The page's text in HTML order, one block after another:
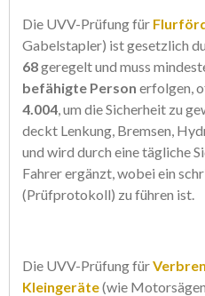
Die UVV-Prüfung für
Gabelstapler) ist gesetzlich
68geregelt und muss
befähigte Person erfolgen,
4.004, um die Sicherheit zu
deckt Lenkung, Bremsen,
und wird durch eine tägliche
Fahrer ergänzt, wobei ein
(Prüfprotokoll) zu führen ist.
Die UVV-Prüfung für
Kleingeräte(wie